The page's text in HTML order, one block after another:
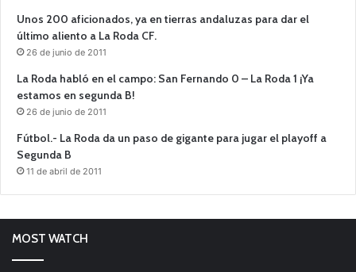
Unos 200 aficionados, ya en tierras andaluzas para dar el
último aliento a La Roda CF.
26 de junio de 2011
La Roda habló en el campo: San Fernando 0 – La Roda 1 ¡Ya
estamos en segunda B!
26 de junio de 2011
Fútbol.- La Roda da un paso de gigante para jugar el playoff a
Segunda B
11 de abril de 2011
MOST WATCH